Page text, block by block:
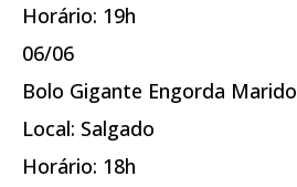
Horário: 19h
06/06
Bolo Gigante Engorda Marido
Local: Salgado
Horário: 18h